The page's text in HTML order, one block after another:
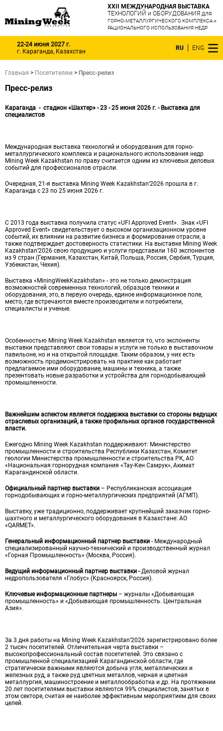
XXII МЕЖДУНАРОДНАЯ ВЫСТАВКА
ТЕХНОЛОГИЙ и ОБОРУДОВАНИЯ для
ГОРНО-МЕТАЛЛУРГИЧЕСКОГО КОМПЛЕКСА и
РАЦИОНАЛЬНОГО ИСПОЛЬЗОВАНИЯ НЕДР
22-24 июня 2027 г.
г. Караганда, Казахстан
RU ENG
Главная > Посетителям > Пресс-релиз
Пресс-релиз
Караганда - стадион «Шахтер» - 23 - 25 июня 2026 г. - Выставка для
специалистов
Международная выставка технологий и оборудования для горно-
металлургического комплекса и рационального использования недр
Mining Week Kazakhstan по праву считается одним из ключевых деловых
событий для профессионалов отрасли.
Очередная, 21-я выставка Mining Week Kazakhstan’2026 прошла в г.
Караганда с 23 по 25 июня 2026 г.
С 2013 года выставка получила статус «UFI Approved Event». Знак «UFI
Approved Event» свидетельствует о высоком организационном уровне
событий, их влиянии на развитие бизнеса и формирование отрасли, а
также подтверждает достоверность статистики. На выставке Mining Week
Kazakhstan’2026 свою продукцию и услуги представили 160 экспонентов
из 9 стран (Германия, Казахстан, Китай, Польша, Россия, Сербия, Турция,
Узбекистан, Чехия).
Выставка «MiningWeekKazakhstan» - это не только демонстрация
возможностей современных технологий, образцов техники и
оборудования, это, в первую очередь, единое информационное поле,
место, где встречаются вместе производители и потребители,
специалисты и ученые.
Особенностью Mining Week Kazakhstan является то, что экспоненты
выставки представляют свои товары и услуги не только в выставочном
павильоне, но и на открытой площадке. Таким образом, у них есть
возможность продемонстрировать на практике как работает
предлагаемое ими оборудование, машины и техника, а также
презентовать новые разработки и устройства для горнодобывающей
промышленности.
Важнейшим аспектом является поддержка выставки со стороны ведущих
отраслевых организаций, а также профильных органов государственной
власти.
Ежегодно Mining Week Kazakhstan поддерживают: Министерство
промышленности и строительства Республики Казахстан, Комитет
геологии Министерства промышленности и строительства РК, АО
«Национальная горнорудная компания «Тау-Кен Самрук», Акимат
Карагандинской области.
Официальный партнер выставки – Республиканская ассоциация
горнодобывающих и горно-металлургических предприятий (АГМП).
Выставку, уже традиционно, поддерживает крупнейший заказчик горно-
шахтного и металлургического оборудования в Казахстане: АО
«QARMET».
Генеральный информационный партнер выставки - Международный
специализированный научно-технический и производственный журнал
«Горная Промышленность» (Москва, Россия).
Ведущий информационный партнер выставки -Деловой журнал
недропользователя «Глобус» (Красноярск, Россия).
Ключевые информационные партнеры – журналы «Добывающая
промышленность» и «Добывающая промышленность. Центральная
Азия».
За 3 дня работы на Mining Week Kazakhstan’2026 зарегистрировано более
2 тысяч посетителей. Отличительная черта выставки –
высокопрофессиональный состав посетителей. Это связано с
промышленной специализацией Карагандинской области, где
стратегически важными являются добыча угля, металлических и
железных руд, а также руд цветных металлов, черная и цветная
металлургия, машиностроение и металлообработка и др. На протяжении
20 лет посетителями выставки являются 99% специалистов, занятых в
этом секторе, считая ее наиболее эффективным мероприятием для своих
целей.